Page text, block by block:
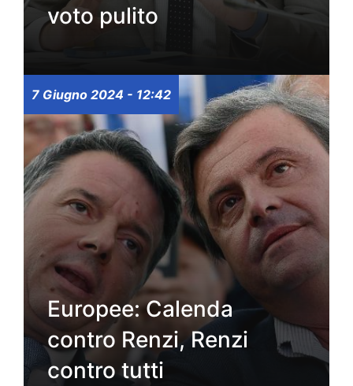
voto pulito
7 Giugno 2024 - 12:42
Europee: Calenda
contro Renzi, Renzi
contro tutti